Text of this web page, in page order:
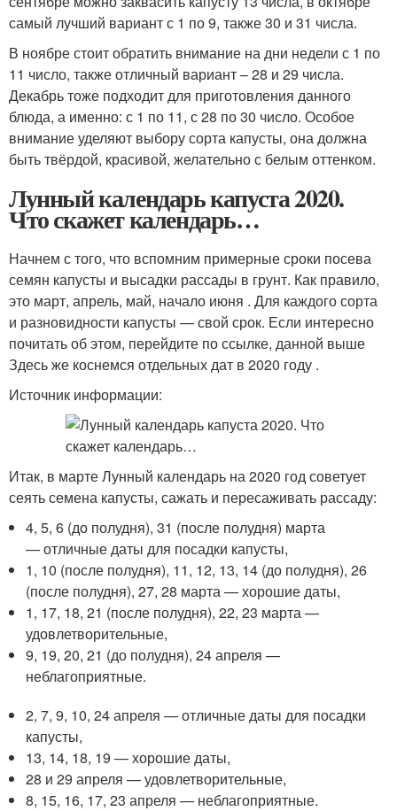
самый лучший вариант с 1 по 9, также 30 и 31 числа.
В ноябре стоит обратить внимание на дни недели с 1 по
11 число, также отличный вариант – 28 и 29 числа.
Декабрь тоже подходит для приготовления данного
блюда, а именно: с 1 по 11, с 28 по 30 число. Особое
внимание уделяют выбору сорта капусты, она должна
быть твёрдой, красивой, желательно с белым оттенком.
Лунный календарь капуста 2020.
Что скажет календарь…
Начнем с того, что вспомним примерные сроки посева
семян капусты и высадки рассады в грунт. Как правило,
это март, апрель, май, начало июня . Для каждого сорта
и разновидности капусты — свой срок. Если интересно
почитать об этом, перейдите по ссылке, данной выше
Здесь же коснемся отдельных дат в 2020 году .
Источник информации:
Итак, в марте Лунный календарь на 2020 год советует
сеять семена капусты, сажать и пересаживать рассаду:
4, 5, 6 (до полудня), 31 (после полудня) марта
— отличные даты для посадки капусты,
1, 10 (после полудня), 11, 12, 13, 14 (до полудня), 26
(после полудня), 27, 28 марта — хорошие даты,
1, 17, 18, 21 (после полудня), 22, 23 марта —
удовлетворительные,
9, 19, 20, 21 (до полудня), 24 апреля —
неблагоприятные.
2, 7, 9, 10, 24 апреля — отличные даты для посадки
капусты,
13, 14, 18, 19 — хорошие даты,
28 и 29 апреля — удовлетворительные,
8, 15, 16, 17, 23 апреля — неблагоприятные.